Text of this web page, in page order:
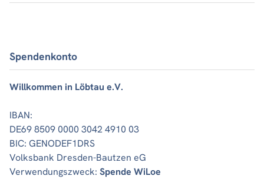
Spendenkonto
Willkommen in Löbtau e.V.
IBAN:
DE69 8509 0000 3042 4910 03
BIC: GENODEF1DRS
Volksbank Dresden-Bautzen eG
Verwendungszweck: Spende WiLoe